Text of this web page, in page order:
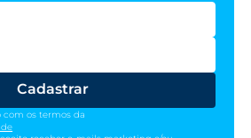
Cadastrar
com os termos da